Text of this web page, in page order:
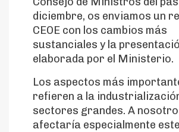
diciembre, os enviamos un
CEOE con los cambios más
sustanciales y la
elaborada por el Ministerio.
Los aspectos más
refieren a la
sectores grandes. A
afectaría especialmente